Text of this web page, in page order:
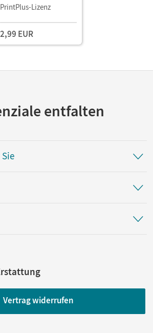
PrintPlus-Lizenz
2,99 EUR
entfalten
Vertrag widerrufen